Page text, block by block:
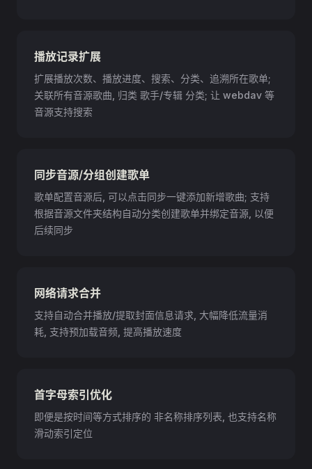
播放记录扩展
扩展播放次数、播放进度、搜索、分类、追溯所在歌单;
关联所有音源歌曲, 归类 歌手/专辑 分类; 让 webdav 等
音源支持搜索
同步音源/分组创建歌单
歌单配置音源后, 可以点击同步一键添加新增歌曲; 支持
根据音源文件夹结构自动分类创建歌单并绑定音源, 以便
后续同步
网络请求合并
支持自动合并播放/提取封面信息请求, 大幅降低流量消
耗, 支持预加载音频, 提高播放速度
首字母索引优化
即便是按时间等方式排序的 非名称排序列表, 也支持名称
滑动索引定位